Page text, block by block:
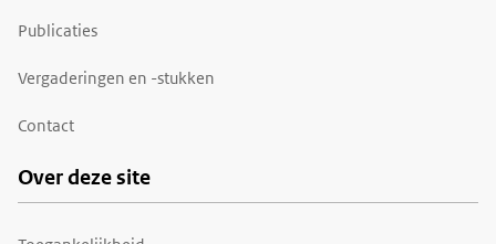
Publicaties
Vergaderingen en -stukken
Contact
Over deze site